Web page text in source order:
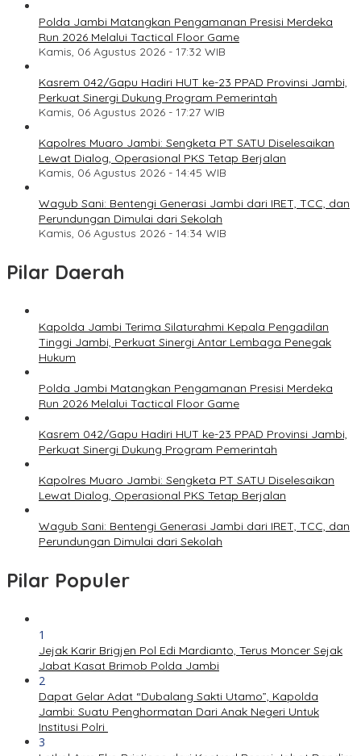
Polda Jambi Matangkan Pengamanan Presisi Merdeka
Run 2026 Melalui Tactical Floor Game
Kamis, 06 Agustus 2026 - 17:32 WIB
Kasrem 042/Gapu Hadiri HUT ke-23 PPAD Provinsi Jambi,
Perkuat Sinergi Dukung Program Pemerintah
Kamis, 06 Agustus 2026 - 17:27 WIB
Kapolres Muaro Jambi: Sengketa PT SATU Diselesaikan
Lewat Dialog, Operasional PKS Tetap Berjalan
Kamis, 06 Agustus 2026 - 14:45 WIB
Wagub Sani: Bentengi Generasi Jambi dari IRET, TCC, dan
Perundungan Dimulai dari Sekolah
Kamis, 06 Agustus 2026 - 14:34 WIB
Pilar Daerah
Kapolda Jambi Terima Silaturahmi Kepala Pengadilan
Tinggi Jambi, Perkuat Sinergi Antar Lembaga Penegak
Hukum
Polda Jambi Matangkan Pengamanan Presisi Merdeka
Run 2026 Melalui Tactical Floor Game
Kasrem 042/Gapu Hadiri HUT ke-23 PPAD Provinsi Jambi,
Perkuat Sinergi Dukung Program Pemerintah
Kapolres Muaro Jambi: Sengketa PT SATU Diselesaikan
Lewat Dialog, Operasional PKS Tetap Berjalan
Wagub Sani: Bentengi Generasi Jambi dari IRET, TCC, dan
Perundungan Dimulai dari Sekolah
Pilar Populer
1
Jejak Karir Brigjen Pol Edi Mardianto, Terus Moncer Sejak
Jabat Kasat Brimob Polda Jambi
2
Dapat Gelar Adat “Dubalang Sakti Utamo”, Kapolda
Jambi: Suatu Penghormatan Dari Anak Negeri Untuk
Institusi Polri
3